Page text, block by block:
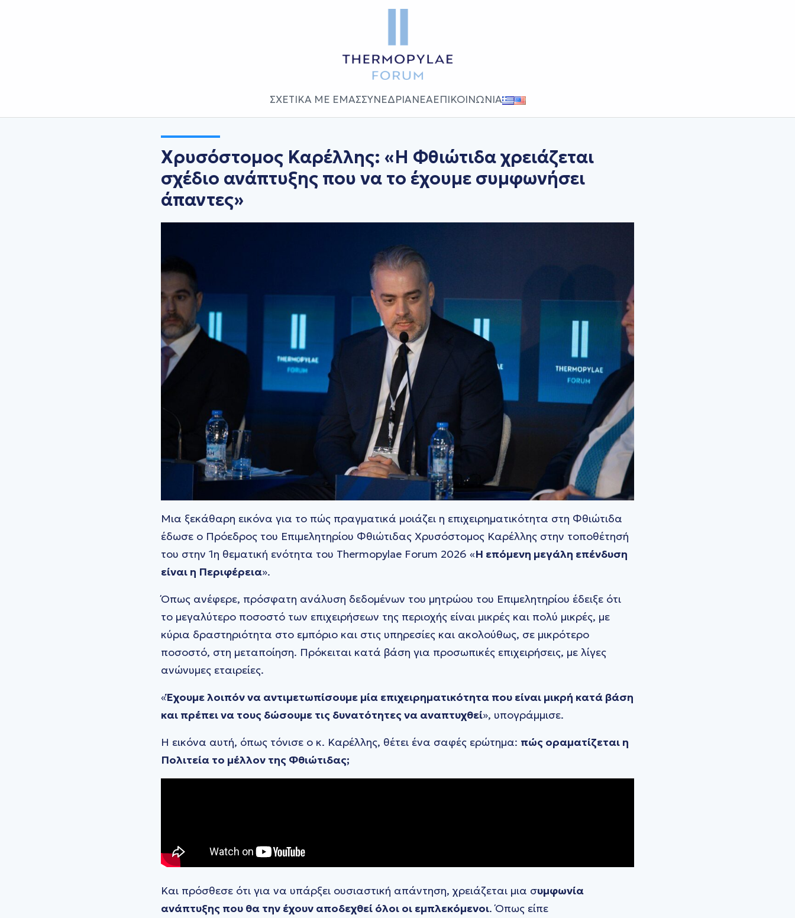
ΣΧΕΤΙΚΑ ΜΕ ΕΜΑΣΣΥΝΕΔΡΙΑΝΕΑΕΠΙΚΟΙΝΩΝΙΑ
Χρυσόστομος Καρέλλης: «Η Φθιώτιδα χρειάζεται
σχέδιο ανάπτυξης που να το έχουμε συμφωνήσει
άπαντες»
Μια ξεκάθαρη εικόνα για το πώς πραγματικά μοιάζει η επιχειρηματικότητα στη Φθιώτιδα
έδωσε ο Πρόεδρος του Επιμελητηρίου Φθιώτιδας Χρυσόστομος Καρέλλης στην τοποθέτησή
του στην 1η θεματική ενότητα του Thermopylae Forum 2026 «Η επόμενη μεγάλη επένδυση
είναι η Περιφέρεια».
Όπως ανέφερε, πρόσφατη ανάλυση δεδομένων του μητρώου του Επιμελητηρίου έδειξε ότι
το μεγαλύτερο ποσοστό των επιχειρήσεων της περιοχής είναι μικρές και πολύ μικρές, με
κύρια δραστηριότητα στο εμπόριο και στις υπηρεσίες και ακολούθως, σε μικρότερο
ποσοστό, στη μεταποίηση. Πρόκειται κατά βάση για προσωπικές επιχειρήσεις, με λίγες
ανώνυμες εταιρείες.
«Έχουμε λοιπόν να αντιμετωπίσουμε μία επιχειρηματικότητα που είναι μικρή κατά βάση
και πρέπει να τους δώσουμε τις δυνατότητες να αναπτυχθεί», υπογράμμισε.
Η εικόνα αυτή, όπως τόνισε ο κ. Καρέλλης, θέτει ένα σαφές ερώτημα: πώς οραματίζεται η
Πολιτεία το μέλλον της Φθιώτιδας;
Και πρόσθεσε ότι για να υπάρξει ουσιαστική απάντηση, χρειάζεται μια συμφωνία
ανάπτυξης που θα την έχουν αποδεχθεί όλοι οι εμπλεκόμενοι. Όπως είπε